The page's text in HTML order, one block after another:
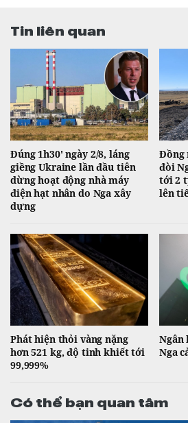
Tin liên quan
Đúng 1h30' ngày 2/8, láng
giềng Ukraine lần đầu tiên
dừng hoạt động nhà máy
điện hạt nhân do Nga xây
dựng
Đồng
đòi
tới 2
lên
Phát hiện thỏi vàng nặng
hơn 521 kg, độ tinh khiết tới
99,999%
Ngân
Nga
Có thể bạn quan tâm